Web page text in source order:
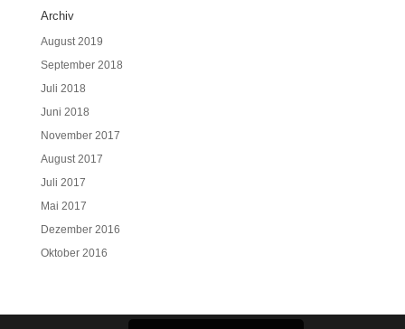
Archiv
August 2019
September 2018
Juli 2018
Juni 2018
November 2017
August 2017
Juli 2017
Mai 2017
Dezember 2016
Oktober 2016